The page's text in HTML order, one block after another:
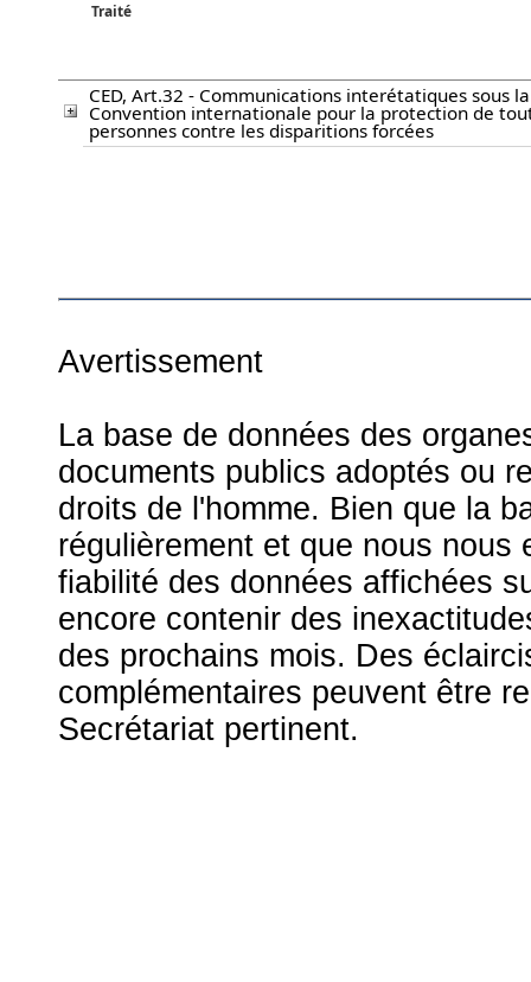
Traité
CED, Art.32 - Communications interétatiques sous la
Convention internationale pour la protection de
personnes contre les disparitions forcées
Avertissement
La base de données des
documents publics adoptés ou
droits de l'homme. Bien que la
régulièrement et que nous
fiabilité des données affichées
encore contenir des
des prochains mois. Des
complémentaires peuvent être
Secrétariat pertinent.